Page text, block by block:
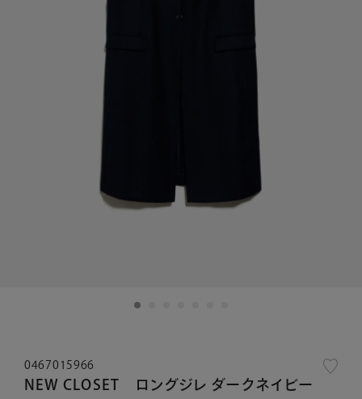
0467015966
NEW CLOSET ロングジレ ダークネイビー